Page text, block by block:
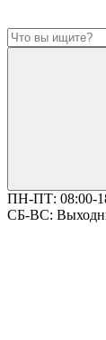
ПН-ПТ: 08:00-
СБ-ВС: